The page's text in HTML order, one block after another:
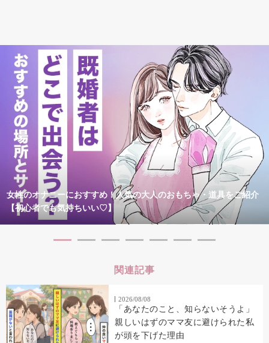
女性のオナニーにおすすめ！人気の大人のおもちゃ・道具をご紹介
【初心者でも気持ちいい♡】
関連記事
2026/08/08
「あなたのこと、知らないそうよ」
親しいはずのママ友に避けられた私
が頭を下げた理由